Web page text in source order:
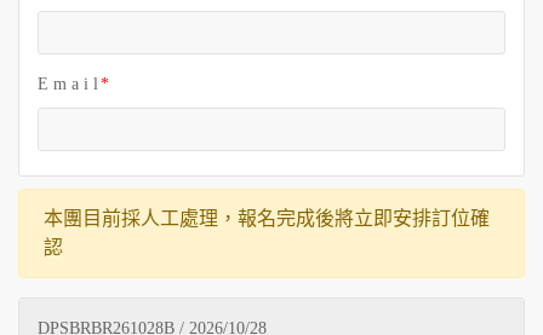
E m a i l
本團目前採人工處理，報名完成後將立即安排訂位確
認
DPSBRBR261028B / 2026/10/28